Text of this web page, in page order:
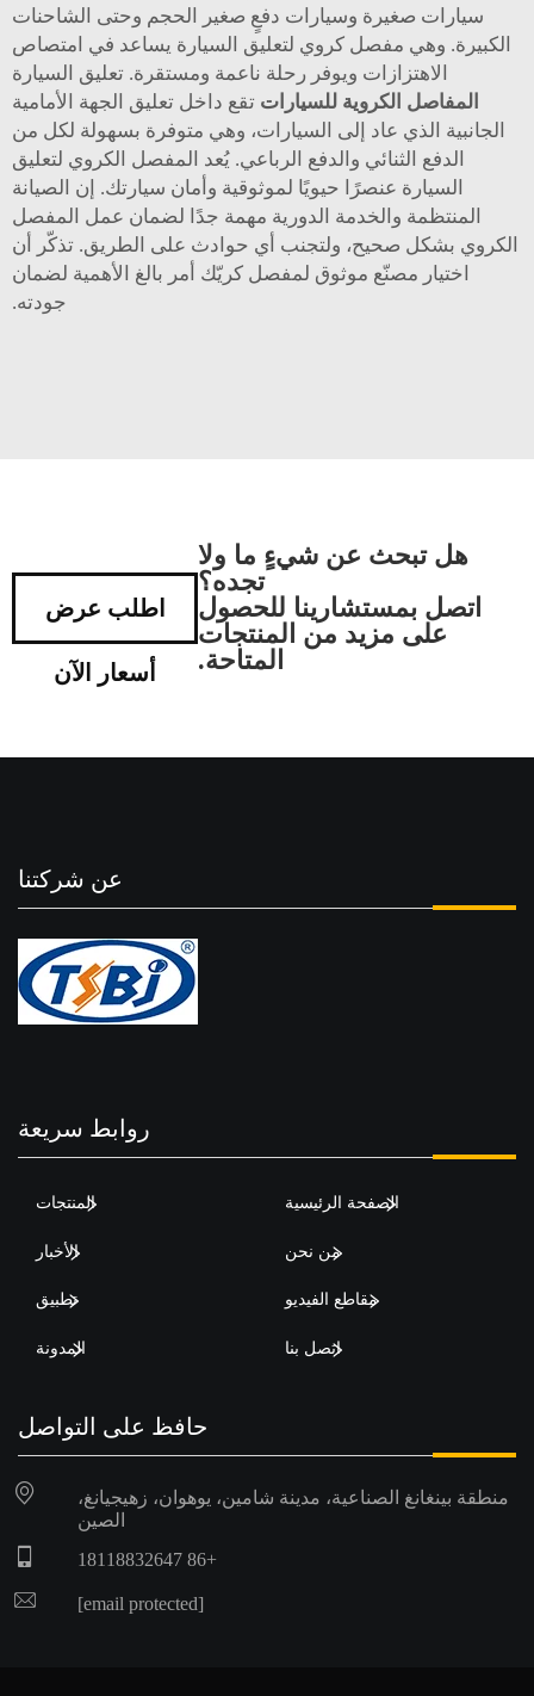
سيارات صغيرة وسيارات دفعٍ صغير الحجم وحتى الشاحنات
الكبيرة. وهي مفصل كروي لتعليق السيارة يساعد في امتصاص
الاهتزازات ويوفر رحلة ناعمة ومستقرة. تعليق السيارة
المفاصل الكروية للسيارات تقع داخل تعليق الجهة الأمامية
الجانبية الذي عاد إلى السيارات، وهي متوفرة بسهولة لكل من
الدفع الثنائي والدفع الرباعي. يُعد المفصل الكروي لتعليق
السيارة عنصرًا حيويًا لموثوقية وأمان سيارتك. إن الصيانة
المنتظمة والخدمة الدورية مهمة جدًا لضمان عمل المفصل
الكروي بشكل صحيح، ولتجنب أي حوادث على الطريق. تذكّر أن
اختيار مصنّع موثوق لمفصل كريّك أمر بالغ الأهمية لضمان
جودته.
هل تبحث عن شيءٍ ما ولا
تجده؟
اتصل بمستشارينا للحصول
على مزيد من المنتجات
المتاحة.
اطلب عرض
أسعار الآن
عن شركتنا
روابط سريعة
الصفحة الرئيسية المنتجات
من نحن الأخبار
مقاطع الفيديو تطبيق
اتصل بنا المدونة
حافظ على التواصل
منطقة بينغانغ الصناعية، مدينة شامين، يوهوان، زهيجيانغ،
الصين
+86 18118832647
[email protected]